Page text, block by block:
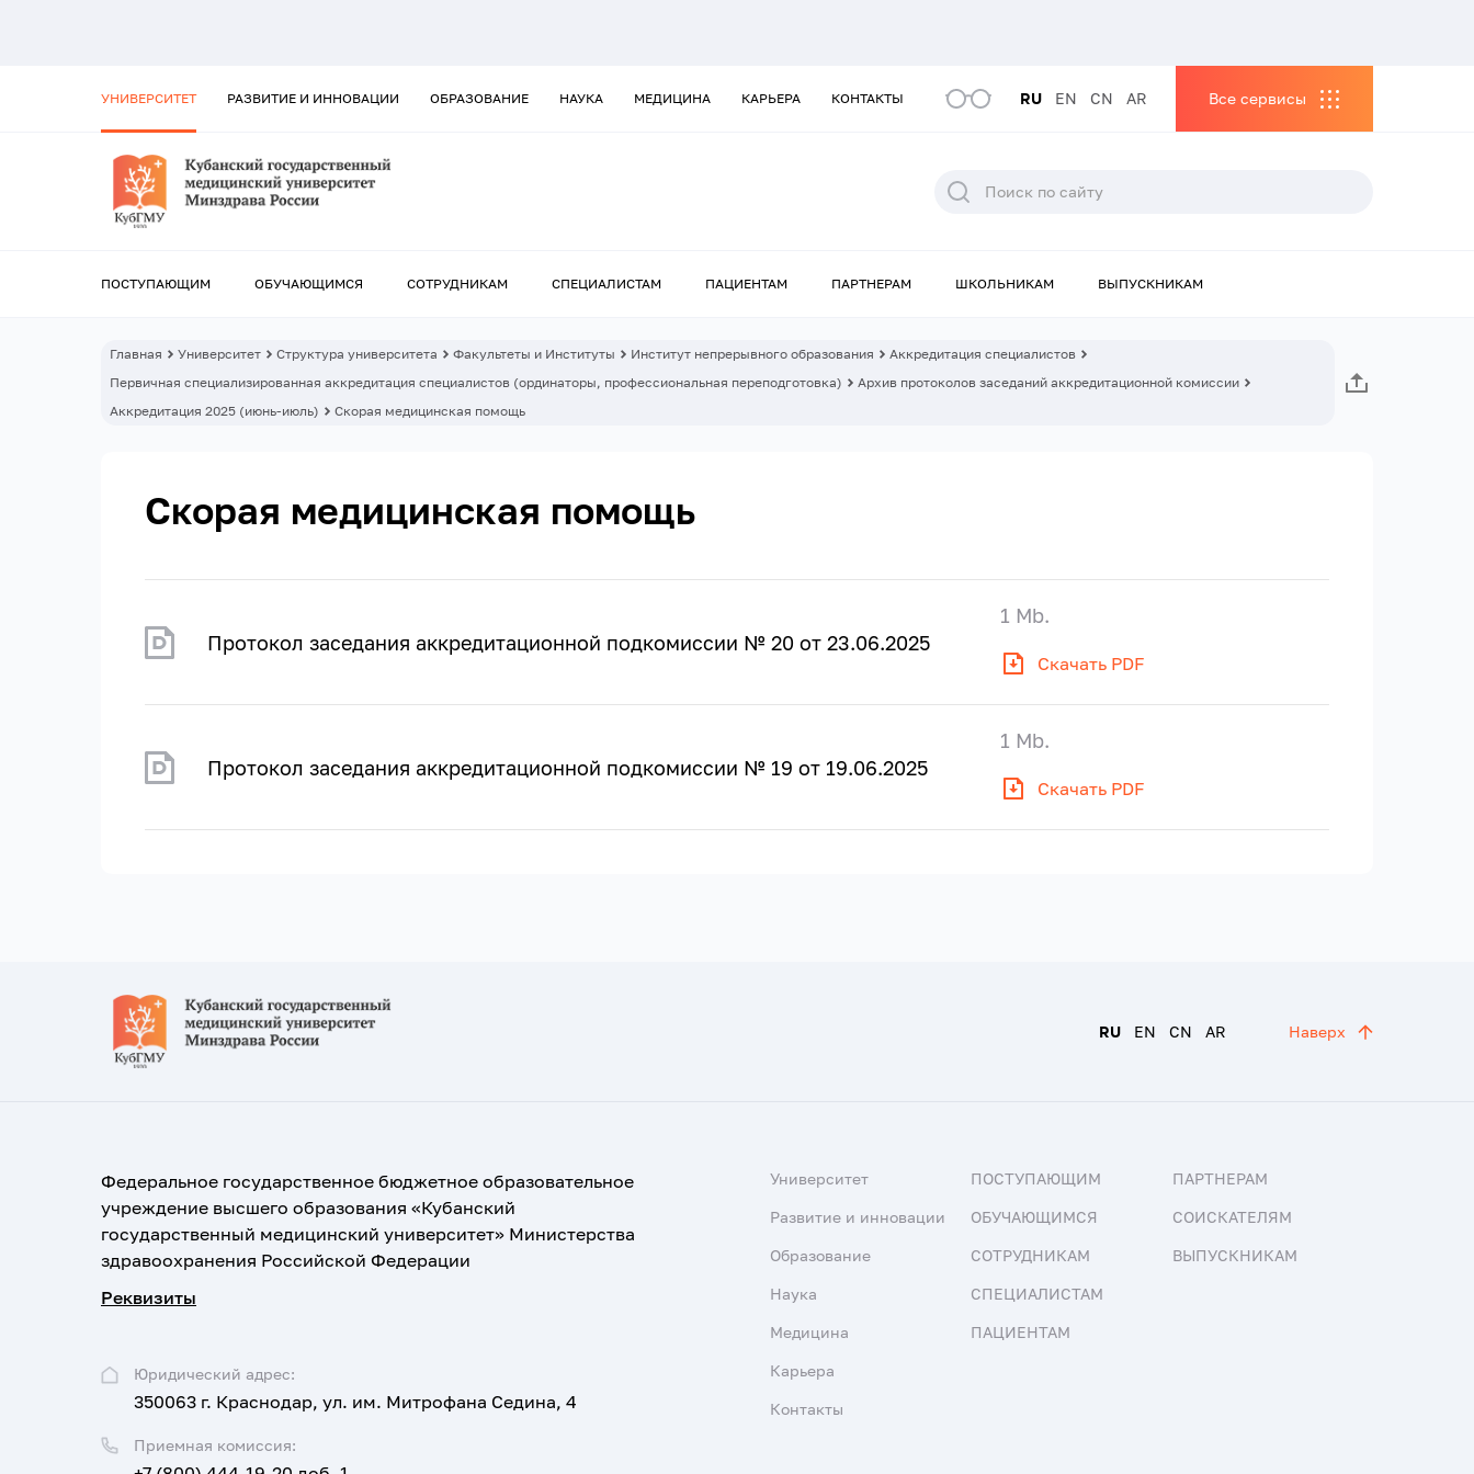
УНИВЕРСИТЕТ РАЗВИТИЕ И ИННОВАЦИИ ОБРАЗОВАНИЕ НАУКА МЕДИЦИНА КАРЬЕРА КОНТАКТЫ RU EN CN AR Все сервисы
ПОСТУПАЮЩИМ ОБУЧАЮЩИМСЯ СОТРУДНИКАМ СПЕЦИАЛИСТАМ ПАЦИЕНТАМ ПАРТНЕРАМ ШКОЛЬНИКАМ ВЫПУСКНИКАМ
Главная Университет Структура университета Факультеты и Институты Институт непрерывного образования
Аккредитация специалистов
Первичная специализированная аккредитация специалистов (ординаторы, профессиональная переподготовка)
Архив протоколов заседаний аккредитационной комиссии
Аккредитация 2025 (июнь-июль)
Скорая медицинская помощь
Скорая медицинская помощь
Протокол заседания аккредитационной подкомиссии № 20 от 23.06.2025
Скачать PDF
1 Mb.
Протокол заседания аккредитационной подкомиссии № 19 от 19.06.2025
Скачать PDF
1 Mb.
RU EN CN AR Наверх
Федеральное государственное бюджетное образовательное
учреждение высшего образования «Кубанский
государственный медицинский университет» Министерства
здравоохранения Российской Федерации
Реквизиты
Юридический адрес:
350063 г. Краснодар, ул. им. Митрофана Седина, 4
Приемная комиссия:
Университет
Развитие и инновации
Образование
Наука
Медицина
Карьера
Контакты
ПОСТУПАЮЩИМ
ОБУЧАЮЩИМСЯ
СОТРУДНИКАМ
СПЕЦИАЛИСТАМ
ПАЦИЕНТАМ
ПАРТНЕРАМ
СОИСКАТЕЛЯМ
ВЫПУСКНИКАМ